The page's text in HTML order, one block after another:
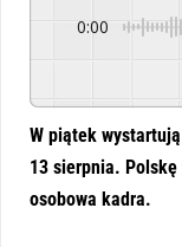
0:00
W piątek
13 sierpnia.
osobowa kadra.